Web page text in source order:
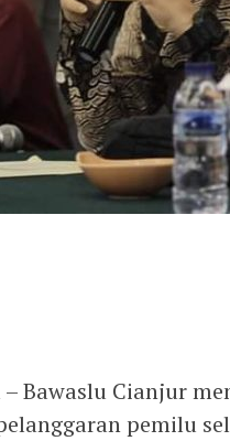
– Bawaslu Cianjur
pemilu